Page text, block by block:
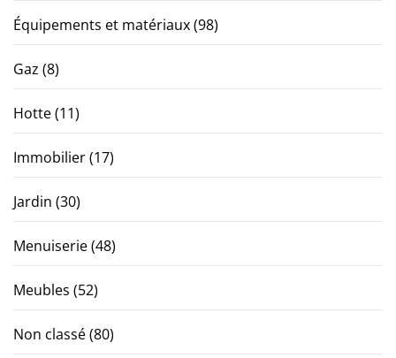
Équipements et matériaux(98)
Gaz (8)
Hotte(11)
Immobilier(17)
Jardin (30)
Menuiserie(48)
Meubles (52)
Non classé(80)